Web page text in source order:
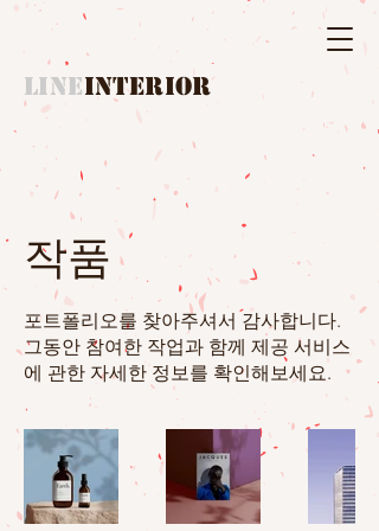
LINEINTERIOR
작품
포트폴리오를 찾아주셔서 감사합니다.
그동안 참여한 작업과 함께 제공 서비스
에 관한 자세한 정보를 확인해보세요.